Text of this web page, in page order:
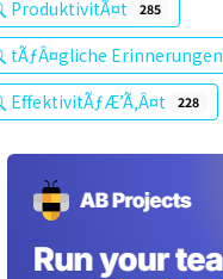
ProduktivitÃ¤t 285
tÃƒÂ¤gliche Erinnerungen
EffektivitÃƒÆ’Ã‚Â¤t 228